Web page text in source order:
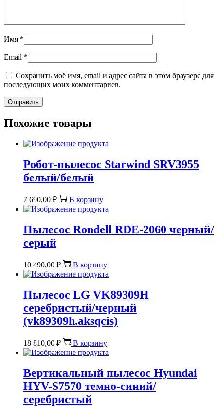
Имя *
Email *
Сохранить моё имя, email и адрес сайта в этом браузере для
последующих моих комментариев.
Похожие товары
Робот-пылесос Starwind SRV3955
белый/белый
7 690,00 ₽ В корзину
Пылесос Rondell RDE-2060 черный/
серый
10 490,00 ₽ В корзину
Пылесос LG VK89309H
серебристый/черный
(vk89309h.aksqcis)
18 810,00 ₽ В корзину
Вертикальный пылесос Hyundai
HYV-S7570 темно-синий/
серебристый